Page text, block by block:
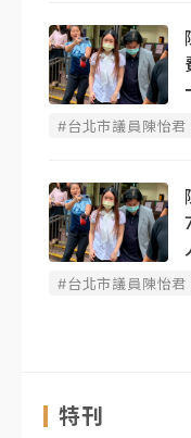
#台北市議員陳怡君
#台北市議員陳怡君
特刊